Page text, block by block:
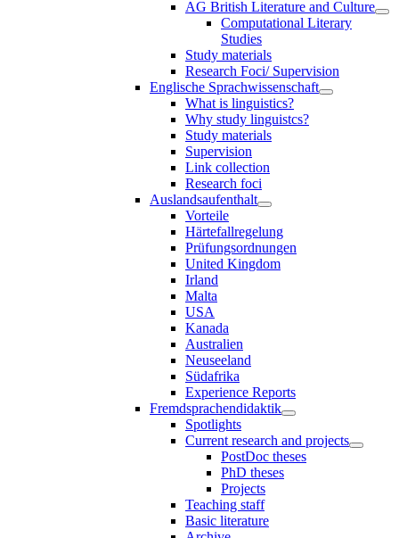
AG British Literature and Culture
Computational Literary
Studies
Study materials
Research Foci/ Supervision
Englische Sprachwissenschaft
What is linguistics?
Why study linguistcs?
Study materials
Supervision
Link collection
Research foci
Auslandsaufenthalt
Vorteile
Härtefallregelung
Prüfungsordnungen
United Kingdom
Irland
Malta
USA
Kanada
Australien
Neuseeland
Südafrika
Experience Reports
Fremdsprachendidaktik
Spotlights
Current research and projects
PostDoc theses
PhD theses
Projects
Teaching staff
Basic literature